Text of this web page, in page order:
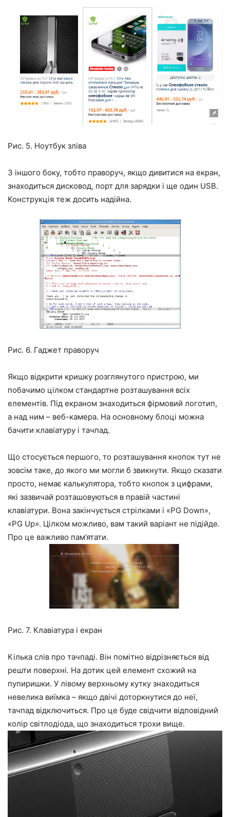
Рис. 5. Ноутбук зліва
З іншого боку, тобто праворуч, якщо дивитися на екран,
знаходиться дисковод, порт для зарядки і ще один USB.
Конструкція теж досить надійна.
Рис. 6. Гаджет праворуч
Якщо відкрити кришку розглянутого пристрою, ми
побачимо цілком стандартне розташування всіх
елементів. Під екраном знаходиться фірмовий логотип,
а над ним – веб-камера. На основному блоці можна
бачити клавіатуру і тачпад.
Що стосується першого, то розташування кнопок тут не
зовсім таке, до якого ми могли б звикнути. Якщо сказати
просто, немає калькулятора, тобто кнопок з цифрами,
які зазвичай розташовуються в правій частині
клавіатури. Вона закінчується стрілками і «PG Down»,
«PG Up». Цілком можливо, вам такий варіант не підійде.
Про це важливо пам’ятати.
Рис. 7. Клавіатура і екран
Кілька слів про тачпаді. Він помітно відрізняється від
решти поверхні. На дотик цей елемент схожий на
пупиришки. У лівому верхньому кутку знаходиться
невелика виїмка – якщо двічі доторкнутися до неї,
тачпад відключиться. Про це буде свідчити відповідний
колір світлодіода, що знаходиться трохи вище.